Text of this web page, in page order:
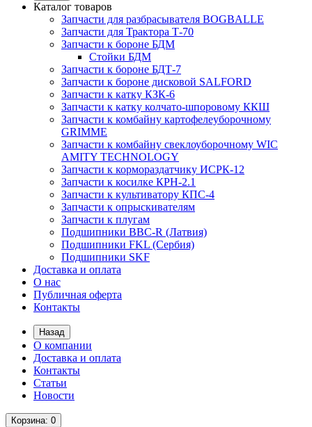
Каталог товаров
Запчасти для разбрасывателя BOGBALLE
Запчасти для Трактора Т-70
Запчасти к бороне БДМ
Стойки БДМ
Запчасти к бороне БДТ-7
Запчасти к бороне дисковой SALFORD
Запчасти к катку КЗК-6
Запчасти к катку колчато-шпоровому ККШ
Запчасти к комбайну картофелеуборочному
GRIMME
Запчасти к комбайну свеклоуборочному WIC
AMITY TECHNOLOGY
Запчасти к кормораздатчику ИСРК-12
Запчасти к косилке КРН-2.1
Запчасти к культиватору КПС-4
Запчасти к опрыскивателям
Запчасти к плугам
Подшипники BBC-R (Латвия)
Подшипники FKL (Сербия)
Подшипники SKF
Доставка и оплата
О нас
Публичная оферта
Контакты
Назад
О компании
Доставка и оплата
Контакты
Статьи
Новости
Корзина: 0